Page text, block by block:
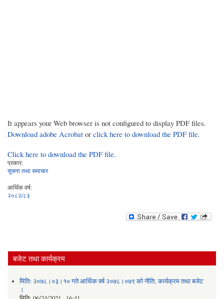
It appears your Web browser is not configured to display PDF files.
Download adobe Acrobat or click here to download the PDF file.
Click here to download the PDF file.
प्रकार:
सूचना तथा समाचार
आर्थिक वर्ष:
२०८२/८३
बजेट तथा कार्यक्रम
मितिः २०७८।०३।१० गते आर्थिक वर्ष २०७८।०७९ को नीति‚ कार्यक्रम तथा बजेट
।